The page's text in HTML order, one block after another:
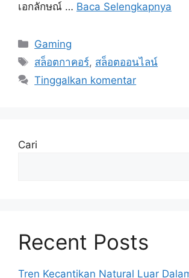
เอกลักษณ์ … Baca Selengkapnya
Kategori
Gaming
Tag
สล็อตกาคอร์, สล็อตออนไลน์
Tinggalkan komentar
Cari
Recent Posts
Tren Kecantikan Natural Luar